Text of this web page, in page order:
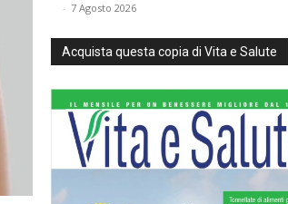
- 7 Agosto 2026
Acquista questa copia di Vita e Salute